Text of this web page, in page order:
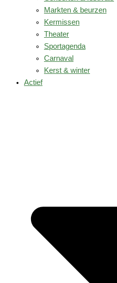
Markten & beurzen
Kermissen
Theater
Sportagenda
Carnaval
Kerst & winter
Actief